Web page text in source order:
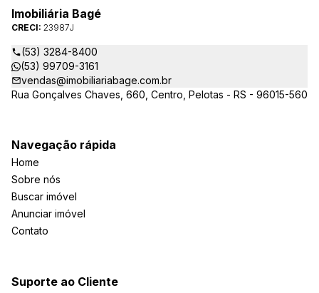
Imobiliária Bagé
CRECI: 23987J
(53) 3284-8400
(53) 99709-3161
vendas@imobiliariabage.com.br
Rua Gonçalves Chaves, 660, Centro, Pelotas - RS - 96015-560
Navegação rápida
Home
Sobre nós
Buscar imóvel
Anunciar imóvel
Contato
Suporte ao Cliente